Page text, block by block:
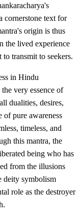
cornerstone text for
origin is thus
the lived experience
to transmit to seekers.
in Hindu
very essence of
dualities, desires,
of pure awareness
timeless, and
this mantra, the
being who has
from the illusions
deity symbolism
role as the destroyer